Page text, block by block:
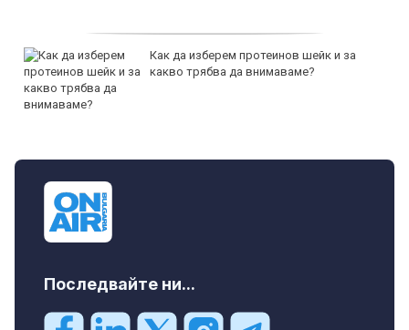
Как да изберем протеинов шейк и за
какво трябва да внимаваме?
Последвайте ни...